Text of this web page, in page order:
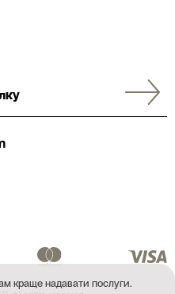
краще надавати послуги.